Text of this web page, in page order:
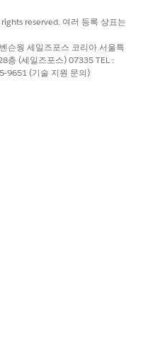
reserved. 여러 등록 상표는
슨웡 세일즈포스 코리아 서울특
층 (세일즈포스) 07335 TEL :
9651 (기술 지원 문의)